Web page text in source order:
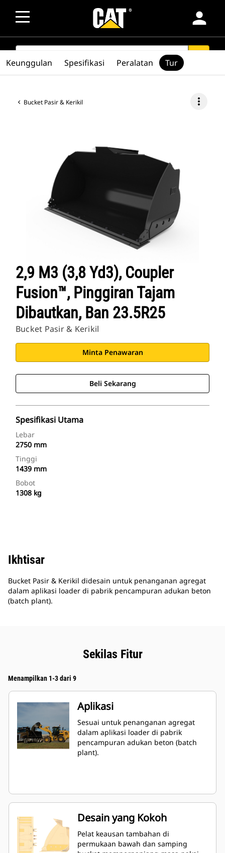
person
SEARCH
Bucket Pasir & Kerikil more_vert
2,9 M3 (3,8 Yd3), Coupler
Fusion™, Pinggiran Tajam
Dibautkan, Ban 23.5R25
Bucket Pasir & Kerikil
Minta Penawaran
Beli Sekarang
Spesifikasi Utama
Lebar
2750 mm
Tinggi
1439 mm
Bobot
1308 kg
Keunggulan Spesifikasi Peralatan Tur
Ikhtisar
Bucket Pasir & Kerikil didesain untuk penanganan agregat
dalam aplikasi loader di pabrik pencampuran adukan beton
(batch plant).
Sekilas Fitur
Menampilkan 1-3 dari 9
Aplikasi
Sesuai untuk penanganan agregat
dalam aplikasi loader di pabrik
pencampuran adukan beton (batch
plant).
Desain yang Kokoh
Pelat keausan tambahan di
permukaan bawah dan samping